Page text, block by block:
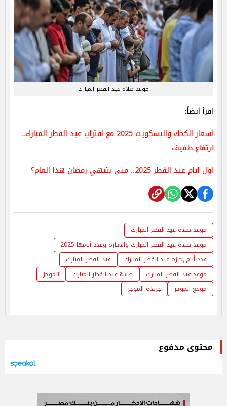
موعد صلاة عيد الفطر المبارك
اقرأ أيضاً:
أسعار الكحك والبسكويت 2025 مع اقتراب عيد الفطر المبارك..
ارتفاع طفيف
اول ايام عيد الفطر 2025.. متى ينتهي رمضان هذا العام؟
موعد صلاة عيد الفطر المبارك
موعد صلاة عيد الفطر المبارك والإجازة وعدد أيامها 2025
عدد أيام إجازة عيد الفطر المبارك
عيد الفطر المبارك
موعد عيد الفطر المبارك
صلاة عيد الفطر المبارك
الموجز
موقع الموجز
جريدة الموجز
محتوى مدفوع